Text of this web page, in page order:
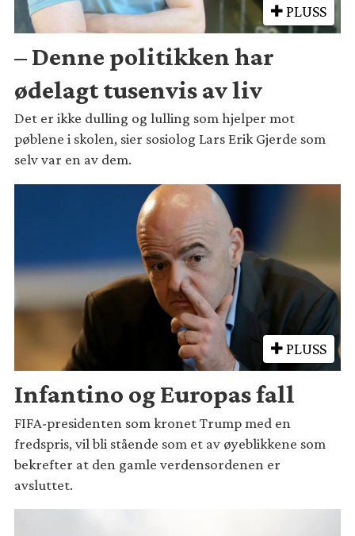
PLUSS
– Denne politikken har
ødelagt tusenvis av liv
Det er ikke dulling og lulling som hjelper mot
pøblene i skolen, sier sosiolog Lars Erik Gjerde som
selv var en av dem.
PLUSS
Infantino og Europas fall
FIFA-presidenten som kronet Trump med en
fredspris, vil bli stående som et av øyeblikkene som
bekrefter at den gamle verdensordenen er
avsluttet.